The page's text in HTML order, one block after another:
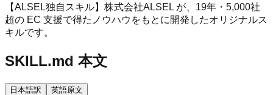
【ALSEL独自スキル】株式会社ALSEL が、19年・5,000社
超の EC 支援で得たノウハウをもとに開発したオリジナルス
キルです。
SKILL.md 本文
日本語訳
英語原文